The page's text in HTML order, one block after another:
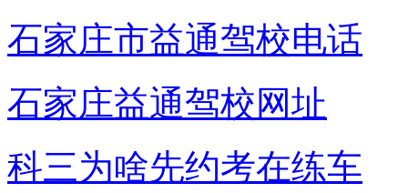
石家庄市益通驾校电话
石家庄益通驾校网址
科三为啥先约考在练车